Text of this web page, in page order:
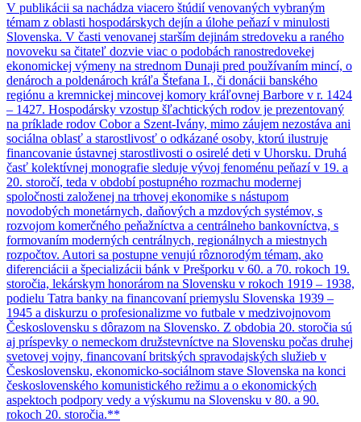
V publikácii sa nachádza viacero štúdií venovaných vybraným
témam z oblasti hospodárskych dejín a úlohe peňazí v minulosti
Slovenska. V časti venovanej starším dejinám stredoveku a raného
novoveku sa čitateľ dozvie viac o podobách ranostredovekej
ekonomickej výmeny na strednom Dunaji pred používaním mincí, o
denároch a poldenároch kráľa Štefana I., či donácii banského
regiónu a kremnickej mincovej komory kráľovnej Barbore v r. 1424
– 1427. Hospodársky vzostup šľachtických rodov je prezentovaný
na príklade rodov Cobor a Szent-Ivány, mimo záujem nezostáva ani
sociálna oblasť a starostlivosť o odkázané osoby, ktorú ilustruje
financovanie ústavnej starostlivosti o osirelé deti v Uhorsku. Druhá
časť kolektívnej monografie sleduje vývoj fenoménu peňazí v 19. a
20. storočí, teda v období postupného rozmachu modernej
spoločnosti založenej na trhovej ekonomike s nástupom
novodobých monetárnych, daňových a mzdových systémov, s
rozvojom komerčného peňažníctva a centrálneho bankovníctva, s
formovaním moderných centrálnych, regionálnych a miestnych
rozpočtov. Autori sa postupne venujú rôznorodým témam, ako
diferenciácii a špecializácii bánk v Prešporku v 60. a 70. rokoch 19.
storočia, lekárskym honorárom na Slovensku v rokoch 1919 – 1938,
podielu Tatra banky na financovaní priemyslu Slovenska 1939 –
1945 a diskurzu o profesionalizme vo futbale v medzivojnovom
Československu s dôrazom na Slovensko. Z obdobia 20. storočia sú
aj príspevky o nemeckom družstevníctve na Slovensku počas druhej
svetovej vojny, financovaní britských spravodajských služieb v
Československu, ekonomicko-sociálnom stave Slovenska na konci
československého komunistického režimu a o ekonomických
aspektoch podpory vedy a výskumu na Slovensku v 80. a 90.
rokoch 20. storočia.**